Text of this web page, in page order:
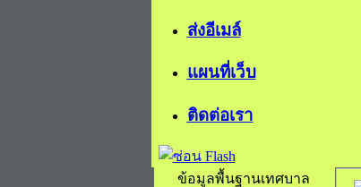
ส่งอีเมล์
แผนที่เว็บ
ติดต่อเรา
ข้อมูลพื้นฐานเทศบาล